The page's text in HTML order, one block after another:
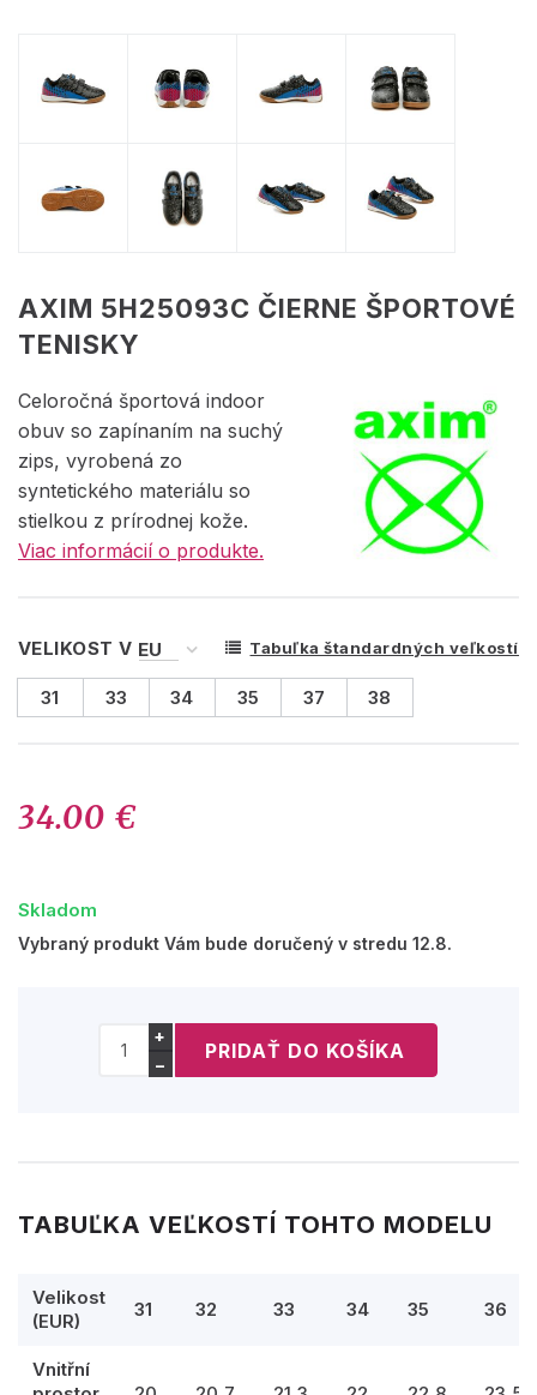
AXIM 5H25093C ČIERNE ŠPORTOVÉ
TENISKY
Celoročná športová indoor
obuv so zapínaním na suchý
zips, vyrobená zo
syntetického materiálu so
stielkou z prírodnej kože.
Viac informácií o produkte.
VELIKOST V Tabuľka štandardných veľkostí
31 33 34 35 37 38
34.00 €
Skladom
Vybraný produkt Vám bude doručený v stredu 12.8.
+
−
TABUĽKA VEĽKOSTÍ TOHTO MODELU
Velikost
(EUR)
31 32 33 34 35 36
Vnitřní